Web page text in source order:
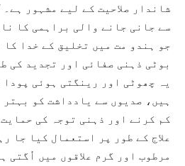
شاندار صلاحیت کے لیے مشہور
سے جانی جانے والی براہمی کا
جو ہندو مت میں تخلیق کے خدا
بوٹی ذہنی صفائی اور تجدید کی
یہ چھوٹی اور رینگتی ہوئی
ہیں، صدیوں سے یادداشت کو
کم کرنے اور ذہنی توجہ کی
علاج کے طور پر استعمال کیا جا
مرطوب اور گرم علاقوں میں اُگتی